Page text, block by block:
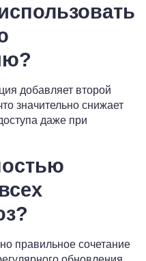
добавляет второй
значительно снижает
даже при
правильное сочетание